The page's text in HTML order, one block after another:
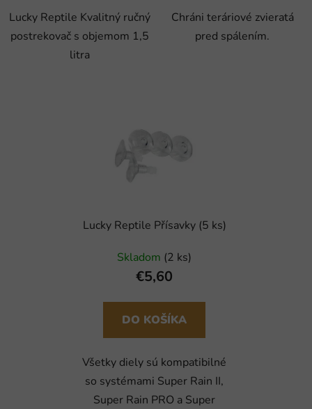
Lucky Reptile Kvalitný ručný
postrekovač s objemom 1,5
litra
Chráni teráriové zvieratá
pred spálením.
Lucky Reptile Přísavky (5 ks)
Skladom (2 ks)
€5,60
DO KOŠÍKA
Všetky diely sú kompatibilné
so systémami Super Rain II,
Super Rain PRO a Super